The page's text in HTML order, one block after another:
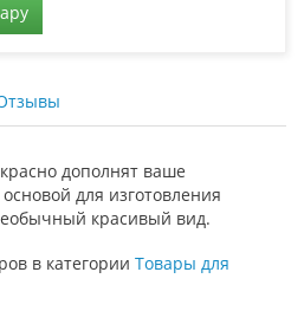
дополнят ваше
для изготовления
красивый вид.
в категории Товары для